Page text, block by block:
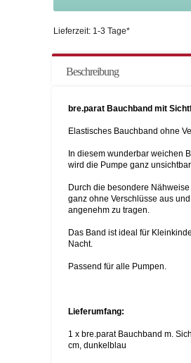
Lieferzeit: 1-3 Tage*
Beschreibung
bre.parat Bauchband mit
Elastisches Bauchband ohne
In diesem wunderbar weichen
wird die Pumpe ganz
Durch die besondere
ganz ohne Verschlüsse aus
angenehm zu tragen.
Das Band ist ideal für
Nacht.
Passend für alle Pumpen.
Lieferumfang:
1 x bre.parat Bauchband m.
cm, dunkelblau